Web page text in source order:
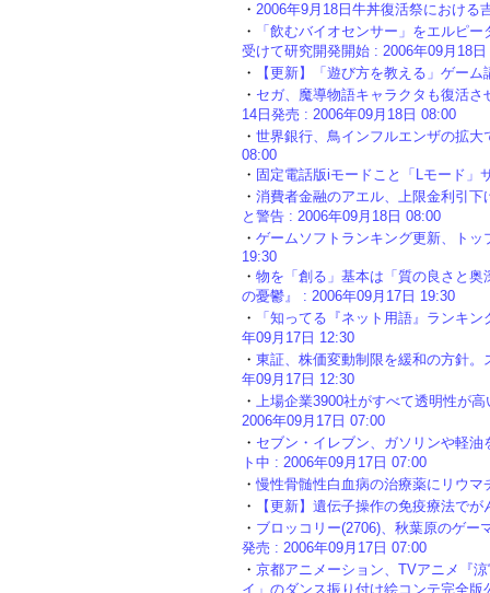
・ 2006年9月18日牛丼復活祭における
・
「飲むバイオセンサー」をエルピ
受けて研究開発開始 : 2006年09月18日
・
【更新】「遊び方を教える」ゲー
・ セガ、魔導物語キャラクタも復活
14日発売 : 2006年09月18日 08:00
・ 世界銀行、鳥インフルエンザの拡
08:00
・ 固定電話版iモードこと「Lモード」
・ 消費者金融のアエル、上限金利引
と警告 : 2006年09月18日 08:00
・ ゲームソフトランキング更新、ト
19:30
・ 物を「創る」基本は「質の良さと
の憂鬱』 : 2006年09月17日 19:30
・
「知ってる『ネット用語』ラン
年09月17日 12:30
・ 東証、株価変動制限を緩和の方針
年09月17日 12:30
・ 上場企業3900社がすべて透明性が
2006年09月17日 07:00
・ セブン・イレブン、ガソリンや軽
ト中 : 2006年09月17日 07:00
・ 慢性骨髄性白血病の治療薬にリウ
・
【更新】遺伝子操作の免疫療法で
・ ブロッコリー(2706)、秋葉原のゲー
発売 : 2006年09月17日 07:00
・ 京都アニメーション、TVアニメ『
イ」のダンス振り付け絵コンテ完全